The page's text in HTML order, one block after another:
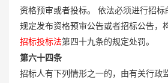
资格预审或者投标。 依法必须进行招
规定发布资格预审公告或者招标公告，
招标投标法第四十九条的规定处罚。
第六十四条
招标人有下列情形之一的，由有关行政